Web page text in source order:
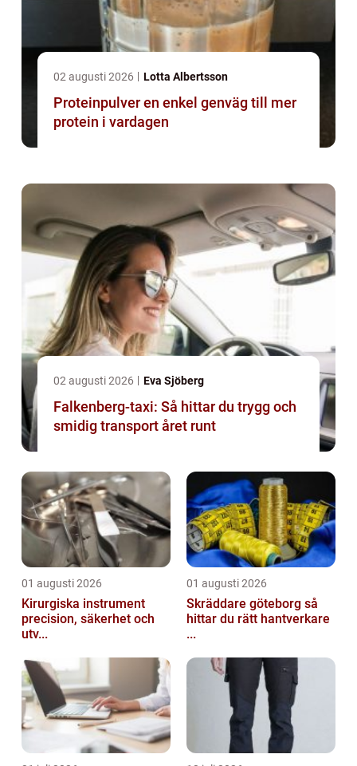
02 augusti 2026 Lotta Albertsson
Proteinpulver en enkel genväg till mer
protein i vardagen
02 augusti 2026 Eva Sjöberg
Falkenberg-taxi: Så hittar du trygg och
smidig transport året runt
01 augusti 2026
Kirurgiska instrument
precision, säkerhet och
utv...
01 augusti 2026
Skräddare göteborg så
hittar du rätt hantverkare
...